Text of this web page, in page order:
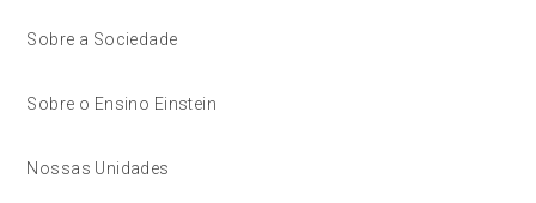
Sobre a Sociedade
Sobre o Ensino Einstein
Nossas Unidades